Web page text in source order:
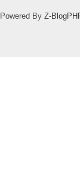
Powered By Z-